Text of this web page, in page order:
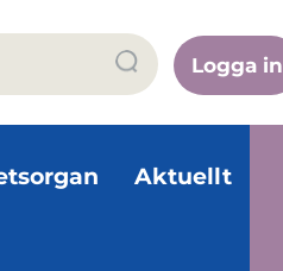
Logga in
Aktuellt